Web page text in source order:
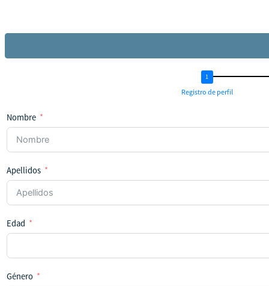
Registro de perfil
Nombre
Apellidos
Edad
Género